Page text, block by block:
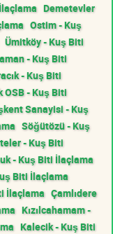
Demetevler
Ostim - Kuş
Ümitköy - Kuş Biti
- Kuş Biti
- Kuş Biti
OSB - Kuş Biti
Sanayisi - Kuş
Söğütözü - Kuş
- Kuş Biti
- Kuş Biti İlaçlama
Biti İlaçlama
İlaçlama Çamlıdere
Kızılcahamam -
Kalecik - Kuş Biti